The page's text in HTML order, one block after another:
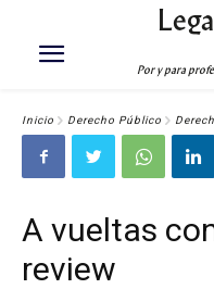
Por y para
Inicio Derecho Público
A vueltas
review